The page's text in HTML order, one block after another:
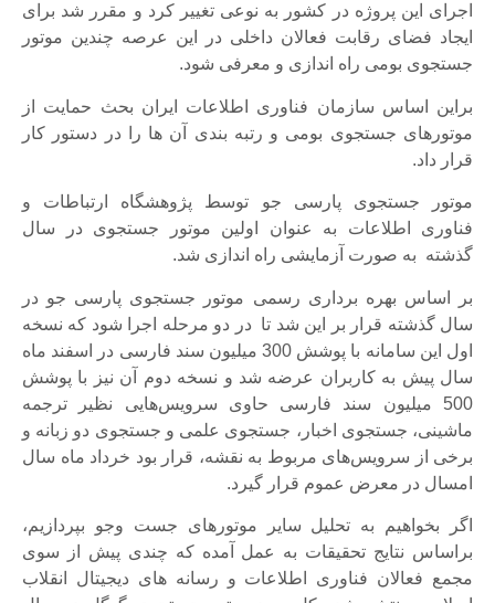
اجرای این پروژه در کشور به نوعی تغییر کرد و مقرر شد برای
ایجاد فضای رقابت فعالان داخلی در این عرصه چندین موتور
جستجوی بومی راه اندازی و معرفی شود.
براین اساس سازمان فناوری اطلاعات ایران بحث حمایت از
موتورهای جستجوی بومی و رتبه بندی آن ها را در دستور کار
قرار داد.
موتور جستجوی پارسی جو توسط پژوهشگاه ارتباطات و
فناوری اطلاعات به عنوان اولین موتور جستجوی در سال
گذشته به صورت آزمایشی راه اندازی شد.
بر اساس بهره ‌برداری رسمی موتور جستجوی پارسی جو در
سال گذشته قرار بر این شد تا در دو مرحله اجرا شود که نسخه
اول این سامانه با پوشش 300 میلیون سند فارسی در اسفند ماه
سال پیش به کاربران عرضه شد و نسخه دوم آن نیز با پوشش
500 میلیون سند فارسی حاوی سرویس‌هایی نظیر ترجمه
ماشینی، جستجوی اخبار، جستجوی علمی و جستجوی دو زبانه و
برخی از سرویس‌های مربوط به نقشه، قرار بود خرداد ماه سال
امسال در معرض عموم قرار گیرد.
اگر بخواهیم به تحلیل سایر موتورهای جست وجو بپردازیم،
براساس نتایج تحقیقات به عمل آمده که چندی پیش از سوی
مجمع فعالان فناوری اطلاعات و رسانه های دیجیتال انقلاب